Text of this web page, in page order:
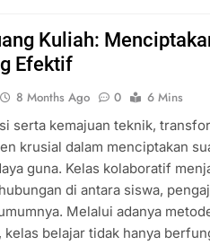
Kuliah:
Efektif
8 Months Ago 0
6 Mins
serta kemajuan teknik,
krusial dalam menciptakan
guna. Kelas kolaboratif
di antara siswa,
Melalui adanya
belajar tidak hanya